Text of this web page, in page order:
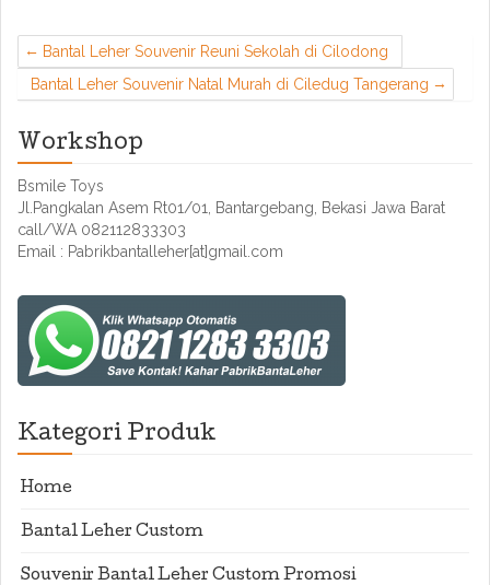
Bantal Leher Souvenir Reuni Sekolah di Cilodong
Bantal Leher Souvenir Natal Murah di Ciledug Tangerang
Workshop
Bsmile Toys
Jl.Pangkalan Asem Rt01/01, Bantargebang, Bekasi Jawa Barat
call/WA 082112833303
Email : Pabrikbantalleher[at]gmail.com
Kategori Produk
Home
Bantal Leher Custom
Souvenir Bantal Leher Custom Promosi